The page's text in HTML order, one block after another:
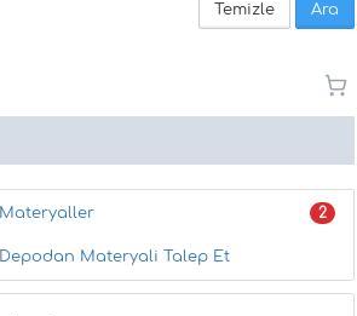
Temizle Ara
2
Materyaller
Depodan Materyali Talep Et